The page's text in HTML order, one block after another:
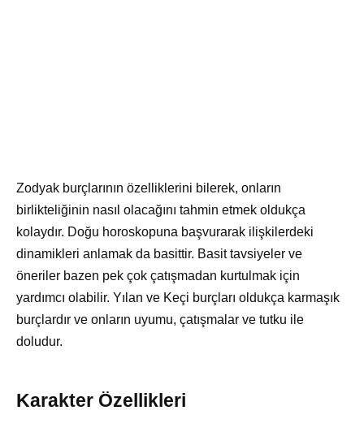
Zodyak burçlarının özelliklerini bilerek, onların
birlikteliğinin nasıl olacağını tahmin etmek oldukça
kolaydır. Doğu horoskopuna başvurarak ilişkilerdeki
dinamikleri anlamak da basittir. Basit tavsiyeler ve
öneriler bazen pek çok çatışmadan kurtulmak için
yardımcı olabilir. Yılan ve Keçi burçları oldukça karmaşık
burçlardır ve onların uyumu, çatışmalar ve tutku ile
doludur.
Karakter Özellikleri